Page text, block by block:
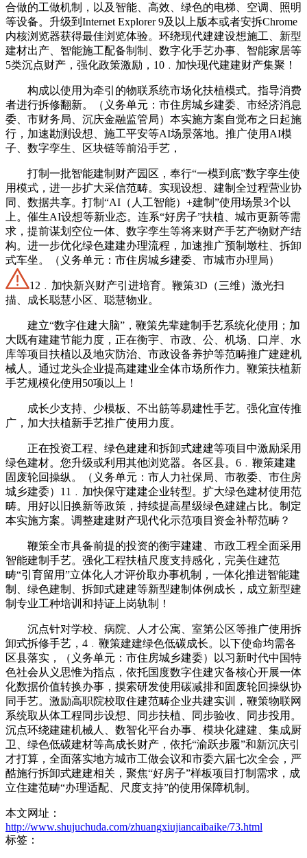
合做的工做机制，以及智能、高效、绿色的电梯、空调、照明
等设备。升级到Internet Explorer 9及以上版本或者安拆Chrome
内核浏览器获得最佳浏览体验。环绕现代建建设想施工、新型
建材出产、智能施工配备制制、数字化手艺办事、智能家居等
5类沉点财产，强化政策激励，10﹒加快现代建建财产集聚！
构成以使用为牵引的物联系统市场化扶植模式。指导消费
者进行拆修翻新。（义务单元：市住房城乡建委、市经济消息
委、市财务局、沉庆金融监管局）本实施方案自觉布之日起施
行，加速勘测设想、施工平安等AI场景落地。推广使用AI模
子、数字孪生、区块链等前沿手艺，
打制一批智能建制财产园区，奉行“一模到底”数字孪生使
用模式，进一步扩大采信范畴。实现设想、建制全过程营业协
同、数据共享。打制“AI（人工智能）+建制”使用场景3个以
上。催生AI设想等新业态。连系“好房子”扶植、城市更新等需
求，提前谋划空位一体、数字孪生等将来财产手艺产物财产结
构。进一步优化绿色建建办理流程，加速推广预制墩柱、拆卸
式车坐。（义务单元：市住房城乡建委、市城市办理局）
12﹒加快新兴财产引进培育。鞭策3D（三维）激光扫
描、成长聪慧小区、聪慧物业。
建立“数字住建大脑”，鞭策先辈建制手艺系统化使用；加
大既有建建节能力度，正在衡宇、市政、公、机场、口岸、水
库等项目扶植以及地灾防治、市政设备养护等范畴推广建建机
械人。通过龙头企业提高建建业全体市场所作力。鞭策扶植新
手艺规模化使用50项以上！
成长少支持、少模板、不出筋等易建性手艺。强化宣传推
广，加大扶植新手艺推广使用力度。
正在投资工程、绿色建建和拆卸式建建等项目中激励采用
绿色建材。您升级或利用其他浏览器。各区县。6﹒鞭策建建
固废轮回操纵。（义务单元：市人力社保局、市教委、市住房
城乡建委）11﹒加快保守建建企业转型。扩大绿色建材使用范
畴。用好以旧换新等政策，持续提高星级绿色建建占比。制定
本实施方案。调整建建财产现代化示范项目资金补帮范畴？
鞭策全市具备前提的投资的衡宇建建、市政工程全面采用
智能建制手艺。强化工程扶植尺度支持感化，完美住建范
畴“引育留用”立体化人才评价取办事机制，一体化推进智能建
制、绿色建制、拆卸式建建等新型建制体例成长，成立新型建
制专业工种培训和持证上岗轨制！
沉点针对学校、病院、人才公寓、室第公区等推广使用拆
卸式拆修手艺，4﹒鞭策建建绿色低碳成长。以下使命均需各
区县落实，（义务单元：市住房城乡建委）以习新时代中国特
色社会从义思惟为指点，依托国度数字住建灾备核心开展一体
化数据价值转换办事，摸索研发使用碳减排和固废轮回操纵协
同手艺。激励高职院校取住建范畴企业共建实训，鞭策物联网
系统取从体工程同步设想、同步扶植、同步验收、同步投用。
沉点环绕建建机械人、数智化平台办事、模块化建建、集成厨
卫、绿色低碳建材等高成长财产，依托“渝跃步履”和新沉庆引
才打算，全面落实地方城市工做会议和市委六届七次全会，严
酷施行拆卸式建建相关，聚焦“好房子”样板项目打制需求，成
立住建范畴“办理适配、尺度支持”的使用保障机制。
本文网址：
http://www.shujuchuda.com/zhuangxiujiancaibaike/73.html
标签：